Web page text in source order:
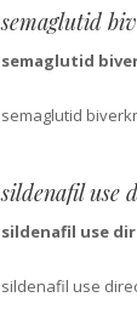
semaglutid
semaglutid
semaglutid
sildenafil use
sildenafil use
sildenafil use